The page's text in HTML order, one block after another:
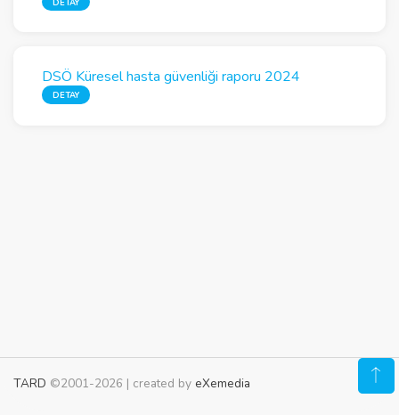
DSÖ Küresel hasta güvenliği raporu 2024
DETAY
TARD ©2001-2026 | created by eXemedia